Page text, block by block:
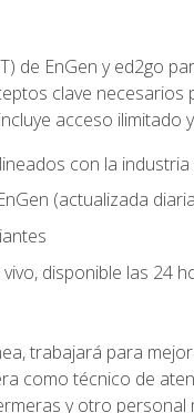
de EnGen y ed2go
clave
acceso
con la industria
(actualizada
disponible las 24
trabajará para
como técnico de
y otro